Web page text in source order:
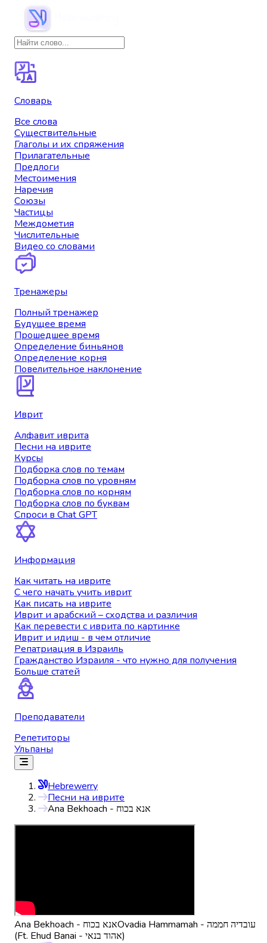
Словарь
Все слова
Существительные
Глаголы и их спряжения
Прилагательные
Предлоги
Местоимения
Наречия
Союзы
Частицы
Междометия
Числительные
Видео со словами
Тренажеры
Полный тренажер
Будущее время
Прошедшее время
Определение биньянов
Определение корня
Повелительное наклонение
Иврит
Алфавит иврита
Песни на иврите
Курсы
Подборка слов по темам
Подборка слов по уровням
Подборка слов по корням
Подборка слов по буквам
Спроси в Chat GPT
Информация
Как читать на иврите
С чего начать учить иврит
Как писать на иврите
Иврит и арабский – сходства и различия
Как перевести с иврита по картинке
Иврит и идиш - в чем отличие
Репатриация в Израиль
Гражданство Израиля - что нужно для получения
Больше статей
Преподаватели
Репетиторы
Ульпаны
Hebrewerry
Песни на иврите
Ana Bekhoach - אנא בכוח
Ana Bekhoach - אנא בכוחOvadia Hammamah - עובדיה חממה
(Ft. Ehud Banai - אהוד בנאי)